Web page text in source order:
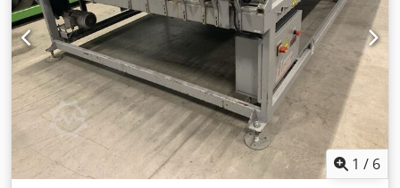
vaizdo įrašą Parduodama tokios būklės, kokia yra Galima
įsigyti iš karto Dsdpfxjzdynme Ankeck
1 / 6